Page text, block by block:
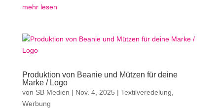
mehr lesen
Produktion von Beanie und Mützen für deine
Marke / Logo
von SB Medien | Nov. 4, 2025 | Textilveredelung
Werbung